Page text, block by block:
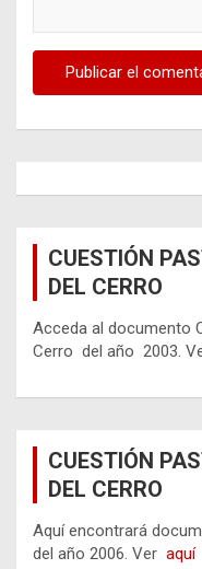
CUESTIÓN
DEL CERRO
Acceda al documento
Cerro del año 2003.
CUESTIÓN
DEL CERRO
Aquí encontrará
del año 2006. Ver aquí